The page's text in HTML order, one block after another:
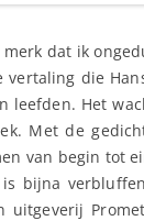
dat ik
die
leefden. Het
Met de
van begin tot
bijna
uitgeverij